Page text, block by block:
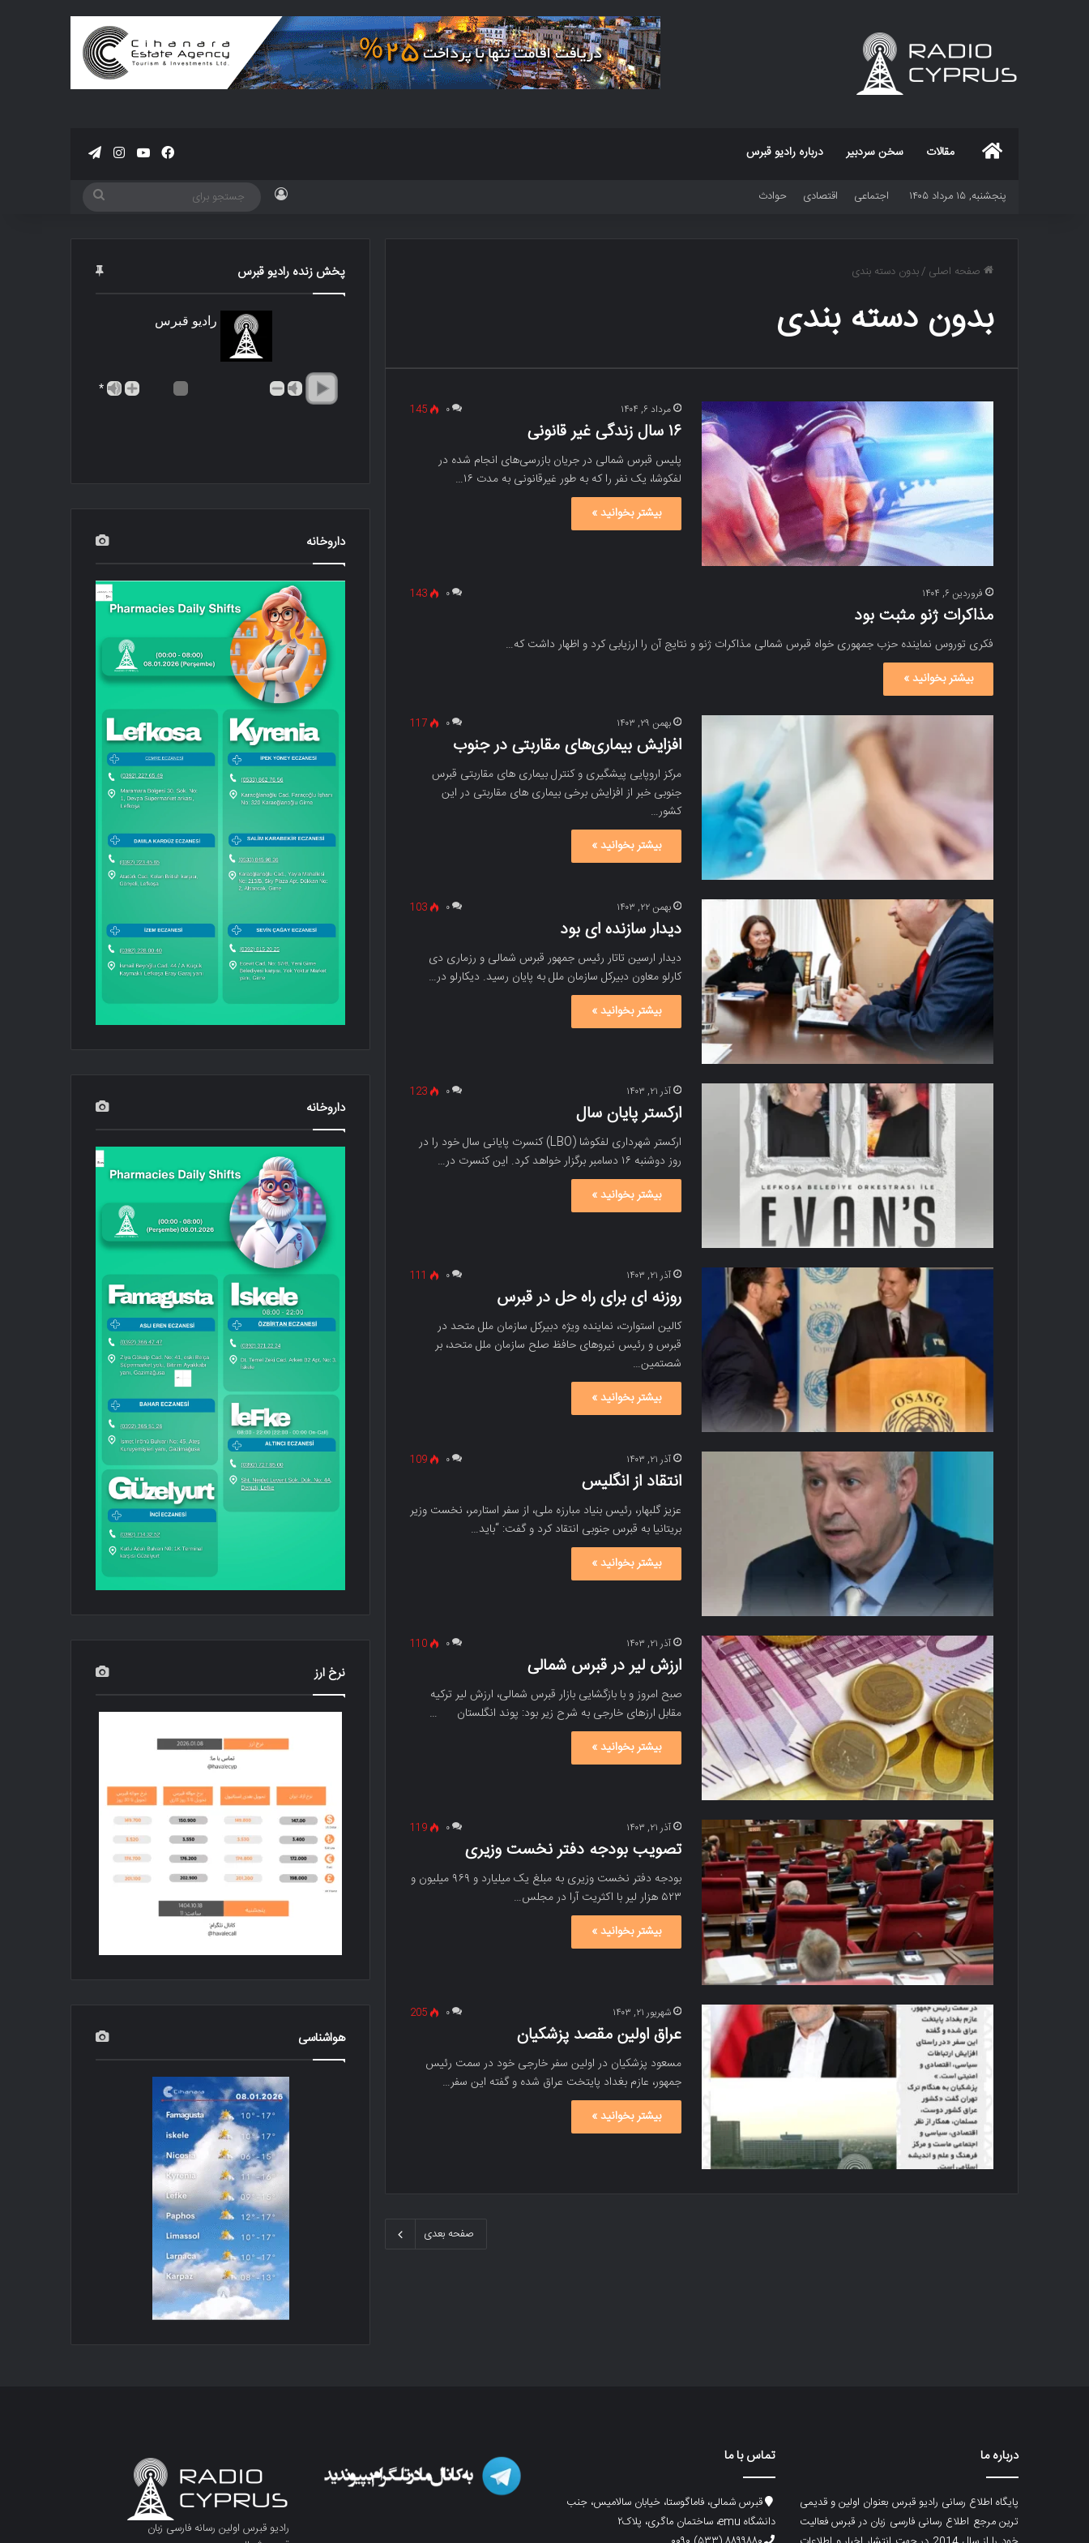
مقالات سخن سردبیر درباره رادیو قبرس فیسبوکیوتیوباینستاگرام
پنجشنبه, ۱۵ مرداد ۱۴۰۵ اجتماعی اقتصادی حوادث
صفحه اصلی /بدون دسته بندی
بدون دسته بندی
مرداد ۶, ۱۴۰۴ ۰ 145
۱۶ سال زندگی غیر قانونی
پلیس قبرس شمالی در جریان بازرسی‌های انجام شده در
لفکوشا، یک نفر را که به طور غیرقانونی به مدت ۱۶…
بیشتر بخوانید »
فروردین ۶, ۱۴۰۴ ۰ 143
مذاکرات ژنو مثبت بود
فکری توروس نماینده حزب جمهوری خواه قبرس شمالی مذاکرات ژنو و نتایج آن را ارزیابی کرد و اظهار داشت که…
بیشتر بخوانید »
بهمن ۲۹, ۱۴۰۳ ۰ 117
افزایش بیماری‌های مقاربتی در جنوب
مرکز اروپایی پیشگیری و کنترل بیماری های مقاربتی قبرس
جنوبی خبر از افزایش برخی بیماری های مقاربتی در این
کشور…
بیشتر بخوانید »
بهمن ۲۲, ۱۴۰۳ ۰ 103
دیدار سازنده ای بود
دیدار ارسین تاتار رئیس جمهور قبرس شمالی و رزماری دی
کارلو معاون دبیرکل سازمان ملل به پایان رسید. دیکارلو در…
بیشتر بخوانید »
آذر ۲۱, ۱۴۰۳ ۰ 123
ارکستر پایان سال
ارکستر شهرداری لفکوشا (LBO) کنسرت پایانی سال خود را در
روز دوشنبه ۱۶ دسامبر برگزار خواهد کرد. این کنسرت در…
بیشتر بخوانید »
آذر ۲۱, ۱۴۰۳ ۰ 111
روزنه ای برای راه حل در قبرس
کالین استوارت، نماینده ویژه دبیرکل سازمان ملل متحد در
قبرس و رئیس نیروهای حافظ صلح سازمان ملل متحد، بر
شصتمین…
بیشتر بخوانید »
آذر ۲۱, ۱۴۰۳ ۰ 109
انتقاد از انگلیس
عزیز گلبهار، رئیس بنیاد مبارزه ملی، از سفر استارمر، نخست وزیر
بریتانیا به قبرس جنوبی انتقاد کرد و گفت: “باید…
بیشتر بخوانید »
آذر ۲۱, ۱۴۰۳ ۰ 110
ارزش لیر در قبرس شمالی
صبح امروز و با بازگشایی بازار قبرس شمالی، ارزش لیر ترکیه
مقابل ارزهای خارجی به شرح زیر بود: پوند انگلستان …
بیشتر بخوانید »
آذر ۲۱, ۱۴۰۳ ۰ 119
تصویب بودجه دفتر نخست وزیری
بودجه دفتر نخست وزیری به مبلغ یک میلیارد و ۹۶۹ میلیون و
۵۲۳ هزار لیر با اکثریت آرا در مجلس…
بیشتر بخوانید »
شهریور ۲۱, ۱۴۰۳ ۰ 205
عراق اولین مقصد پزشکیان
مسعود پزشکیان در اولین سفر خارجی خود در سمت رئیس
جمهور، عازم بغداد پایتخت عراق شده و گفته این سفر…
بیشتر بخوانید »
صفحه بعدی
پخش زنده رادیو قبرس
رادیو قبرس
*
داروخانه
داروخانه
نرخ ارز
هواشناسی
درباره ما
پایگاه اطلاع رسانی رادیو قبرس بعنوان اولین و قدیمی
ترین مرجع اطلاع رسانی فارسی زبان در قبرس فعالیت
تماس با ما
قبرس شمالی، فاماگوستا، خیابان سالامیس، جنب
دانشگاه emu، ساختمان ماگری، پلاک۲
رادیو قبرس اولین رسانه فارسی زبان